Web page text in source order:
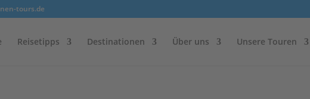
tours.de
Reisetipps Destinationen Über uns Unsere Touren